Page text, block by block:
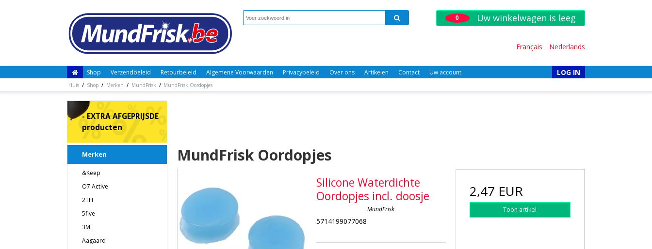
0 Uw winkelwagen is leeg
Français Nederlands
Shop Verzendbeleid Retourbeleid Algemene Voorwaarden Privacybeleid Over ons Artikelen Contact Uw account LOG IN
Huis / Shop / Merken / MundFrisk / MundFrisk Oordopjes
- EXTRA AFGEPRIJSDE
producten
Merken
&Keep
O7 Active
2TH
5five
3M
Aagaard
MundFrisk Oordopjes
Silicone Waterdichte
Oordopjes incl. doosje
MundFrisk
5714199077068
2,47 EUR
Toon artikel